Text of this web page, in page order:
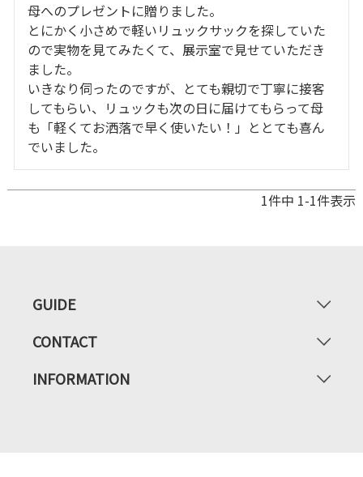
母へのプレゼントに贈りました。
とにかく小さめで軽いリュックサックを探していた
ので実物を見てみたくて、展示室で見せていただき
ました。
いきなり伺ったのですが、とても親切で丁寧に接客
してもらい、リュックも次の日に届けてもらって母
も「軽くてお洒落で早く使いたい！」ととても喜ん
1件中 1-1件表示
GUIDE
CONTACT
INFORMATION